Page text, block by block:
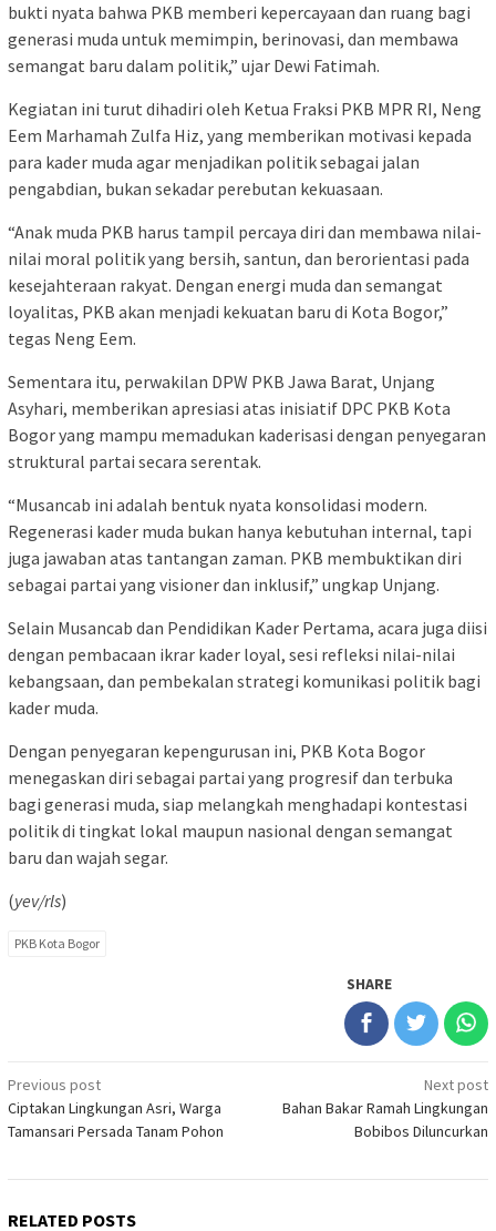
bukti nyata bahwa PKB memberi kepercayaan dan ruang bagi
generasi muda untuk memimpin, berinovasi, dan membawa
semangat baru dalam politik,” ujar Dewi Fatimah.
Kegiatan ini turut dihadiri oleh Ketua Fraksi PKB MPR RI, Neng
Eem Marhamah Zulfa Hiz, yang memberikan motivasi kepada
para kader muda agar menjadikan politik sebagai jalan
pengabdian, bukan sekadar perebutan kekuasaan.
“Anak muda PKB harus tampil percaya diri dan membawa nilai-
nilai moral politik yang bersih, santun, dan berorientasi pada
kesejahteraan rakyat. Dengan energi muda dan semangat
loyalitas, PKB akan menjadi kekuatan baru di Kota Bogor,”
tegas Neng Eem.
Sementara itu, perwakilan DPW PKB Jawa Barat, Unjang
Asyhari, memberikan apresiasi atas inisiatif DPC PKB Kota
Bogor yang mampu memadukan kaderisasi dengan penyegaran
struktural partai secara serentak.
“Musancab ini adalah bentuk nyata konsolidasi modern.
Regenerasi kader muda bukan hanya kebutuhan internal, tapi
juga jawaban atas tantangan zaman. PKB membuktikan diri
sebagai partai yang visioner dan inklusif,” ungkap Unjang.
Selain Musancab dan Pendidikan Kader Pertama, acara juga diisi
dengan pembacaan ikrar kader loyal, sesi refleksi nilai-nilai
kebangsaan, dan pembekalan strategi komunikasi politik bagi
kader muda.
Dengan penyegaran kepengurusan ini, PKB Kota Bogor
menegaskan diri sebagai partai yang progresif dan terbuka
bagi generasi muda, siap melangkah menghadapi kontestasi
politik di tingkat lokal maupun nasional dengan semangat
baru dan wajah segar.
(yev/rls)
PKB Kota Bogor
SHARE
Post
navigation
Previous post
Ciptakan Lingkungan Asri, Warga
Tamansari Persada Tanam Pohon
Next post
Bahan Bakar Ramah Lingkungan
Bobibos Diluncurkan
RELATED POSTS